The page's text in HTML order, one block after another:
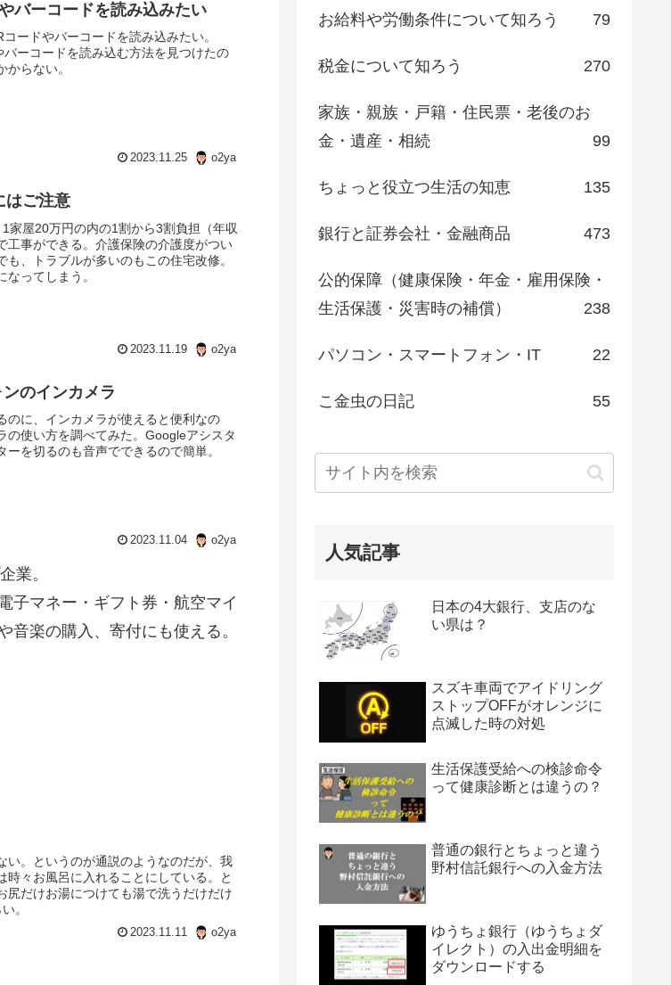
バーコードを読み込みたい
ードやバーコードを読み込みたい。
ーコードを読み込む方法を見つけたの
らない。
2023.11.25 o2ya
はご注意
家屋20万円の内の1割から3割負担（年収
工事ができる。介護保険の介護度がつい
、トラブルが多いのもこの住宅改修。
ってしまう。
2023.11.19 o2ya
のインカメラ
のに、インカメラが使えると便利なの
の使い方を調べてみた。Googleアシスタ
ーを切るのも音声でできるので簡単。
2023.11.04 o2ya
業。
子マネー・ギフト券・航空マイ
音楽の購入、寄付にも使える。
い。というのが通説のようなのだが、我
時々お風呂に入れることにしている。と
尻だけお湯につけても湯で洗うだけだけ
。
2023.11.11 o2ya
お給料や労働条件について知ろう 79
税金について知ろう 270
家族・親族・戸籍・住民票・老後のお
金・遺産・相続
99
ちょっと役立つ生活の知恵 135
銀行と証券会社・金融商品 473
公的保障（健康保険・年金・雇用保険・
生活保護・災害時の補償）
238
パソコン・スマートフォン・IT 22
こ金虫の日記 55
人気記事
日本の4大銀行、支店のな
い県は？
スズキ車両でアイドリング
ストップOFFがオレンジに
点滅した時の対処
生活保護受給への検診命令
って健康診断とは違うの？
普通の銀行とちょっと違う
野村信託銀行への入金方法
ゆうちょ銀行（ゆうちょダ
イレクト）の入出金明細を
ダウンロードする